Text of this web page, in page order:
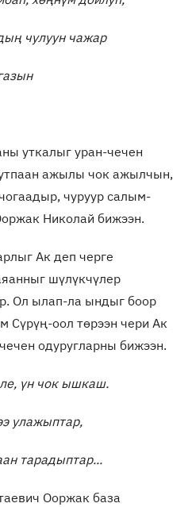
чулуун чажар
уткалыг уран-чечен
ажылы чок ажылчын,
чуруур салым-
Николай бижээн.
Ак деп черге
шүлүкчүлер
Ол ылап-ла ындыг боор
Сүрүң-оол төрээн чери Ак
одуругларны бижээн.
үн чок ышкаш.
улажыптар,
тарадыптар...
Ооржак база